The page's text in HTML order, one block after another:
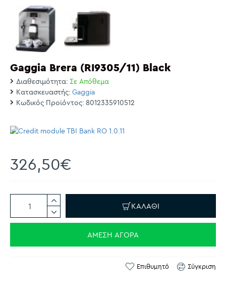
Gaggia Brera (RI9305/11) Black
Διαθεσιμότητα: Σε Απόθεμα
Κατασκευαστής: Gaggia
Κωδικός Προϊόντος: 8012335910512
326,50€
ΚΑΛΆΘΙ
ΆΜΕΣΗ ΑΓΟΡΆ
Επιθυμητό Σύγκριση